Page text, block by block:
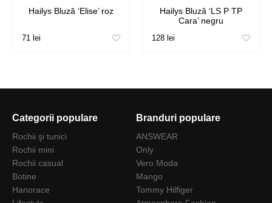
Hailys Bluză ‘Elise’ roz
71 lei
Hailys Bluză ‘LS P TP
Cara’ negru
128 lei
Categorii populare
Rochii şi tunici
Rochii mini
Rochii casual
Botine
Hanorace
Branduri populare
ANSWEAR
Only
Vero Moda
Mango
Tommy Hilfiger